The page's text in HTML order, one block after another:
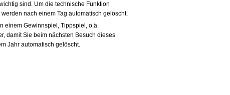
sind. Um die technische Funktion
nach einem Tag automatisch gelöscht.
einem Gewinnspiel, Tippspiel, o.ä.
damit Sie beim nächsten Besuch dieses
Jahr automatisch gelöscht.